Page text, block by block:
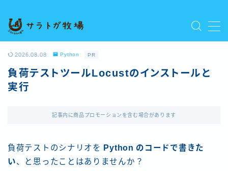
MENU
プライバシーポリシー
利用規約／特定商取引法に基づく表記
新着記事を読む
運営者情報
2026.08.08 Python PR
負荷テストツールLocustのインストールと
実行
記事内に商品プロモーションを含む場合があります
負荷テストのシナリオを Python のコードで書きた
い、と思ったことはありませんか？